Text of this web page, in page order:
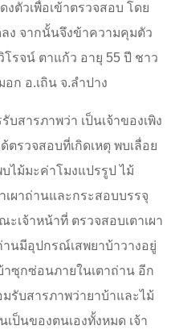
ตัวเพื่อเข้าตรวจสอบ โดย
ง จากนั้นจึงข้าความคุมตัว
รจน์ ตาแก้ว อายุ 55 ปี ชาว
อก อ.เถิน จ.ลำปาง
บสารภาพว่า เป็นเจ้าของเพิง
ตรวจสอบที่เกิดเหตุ พบเลื่อย
ไม้มะค่าโมงแปรรูป ไม้
ผาถ่านและกระสอบบรรจุ
ะเจ้าหน้าที่ ตรวจสอบเตาเผา
านมีอุปกรณ์เสพยาบ้าวางอยู่
าซุกซ่อนภายในเตาถ่าน อีก
รับสารภาพว่ายาบ้าและไม้
ป็นของตนเองทั้งหมด เจ้า